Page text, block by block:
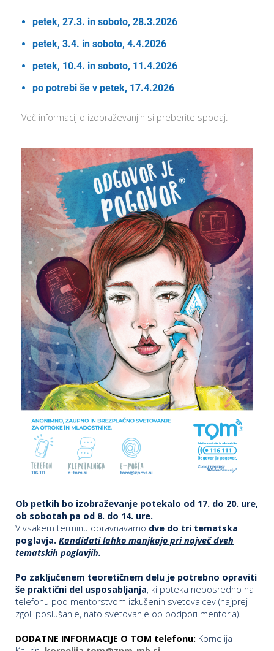
petek, 27.3. in soboto, 28.3.2026
petek, 3.4. in soboto, 4.4.2026
petek, 10.4. in soboto, 11.4.2026
po potrebi še v petek, 17.4.2026
Več informacij o izobraževanjih si preberite spodaj.
Ob petkih bo izobraževanje potekalo od 17. do 20. ure,
ob sobotah pa od 8. do 14. ure.
V vsakem terminu obravnavamo dve do tri tematska
poglavja. Kandidati lahko manjkajo pri največ dveh
tematskih poglavjih.
Po zaključenem teoretičnem delu je potrebno opraviti
še praktični del usposabljanja, ki poteka neposredno na
telefonu pod mentorstvom izkušenih svetovalcev (najprej
zgolj poslušanje, nato svetovanje ob podpori mentorja).
DODATNE INFORMACIJE O TOM telefonu: Kornelija